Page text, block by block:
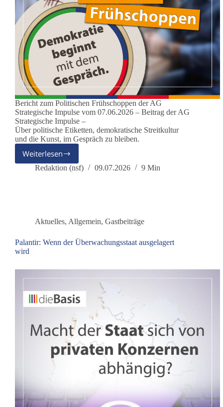
Bericht zum Politischen Frühschoppen der AG
Strategische Impulse vom 07.06.2026 – Beitrag der AG
Strategische Impulse –
Über politische Etiketten, demokratische Streitkultur
und die Kunst, im Gespräch zu bleiben.
Weiterlesen
Ist
dieBasis
Redaktion (nsf) 09.07.2026 9 Min
Aktuelles, Allgemein, Gastbeiträge
Palantir: Wenn der Überwachungsstaat ausgelagert
wird